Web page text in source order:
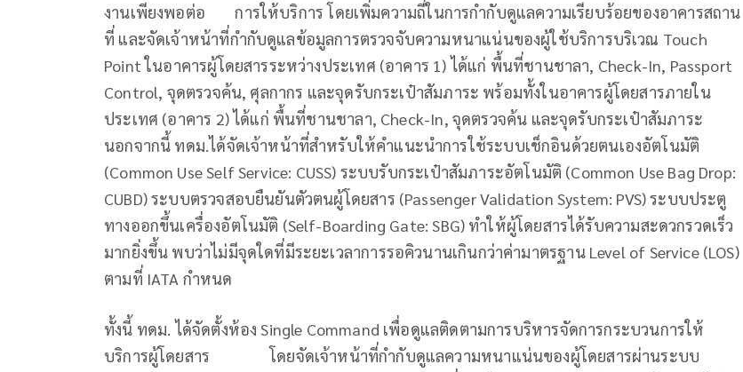
งานเพียงพอต่อ การให้บริการ โดยเพิ่มความถี่ในการกำกับดูแลความเรียบร้อยของอาคารสถาน
ที่ และจัดเจ้าหน้าที่กำกับดูแลข้อมูลการตรวจจับความหนาแน่นของผู้ใช้บริการบริเวณ Touch
Point ในอาคารผู้โดยสารระหว่างประเทศ (อาคาร 1) ได้แก่ พื้นที่ชานชาลา, Check-In, Passport
Control, จุดตรวจค้น, ศุลกากร และจุดรับกระเป๋าสัมภาระ พร้อมทั้งในอาคารผู้โดยสารภายใน
ประเทศ (อาคาร 2) ได้แก่ พื้นที่ชานชาลา, Check-In, จุดตรวจค้น และจุดรับกระเป๋าสัมภาระ
นอกจากนี้ ทดม.ได้จัดเจ้าหน้าที่สำหรับให้คำแนะนำการใช้ระบบเช็กอินด้วยตนเองอัตโนมัติ
(Common Use Self Service: CUSS) ระบบรับกระเป๋าสัมภาระอัตโนมัติ (Common Use Bag Drop:
CUBD) ระบบตรวจสอบยืนยันตัวตนผู้โดยสาร (Passenger Validation System: PVS) ระบบประตู
ทางออกขึ้นเครื่องอัตโนมัติ (Self-Boarding Gate: SBG) ทำให้ผู้โดยสารได้รับความสะดวกรวดเร็ว
มากยิ่งขึ้น พบว่าไม่มีจุดใดที่มีระยะเวลาการรอคิวนานเกินกว่าค่ามาตรฐาน Level of Service (LOS)
ตามที่ IATA กำหนด
ทั้งนี้ ทดม. ได้จัดตั้งห้อง Single Command เพื่อดูแลติดตามการบริหารจัดการกระบวนการให้
บริการผู้โดยสาร โดยจัดเจ้าหน้าที่กำกับดูแลความหนาแน่นของผู้โดยสารผ่านระบบ